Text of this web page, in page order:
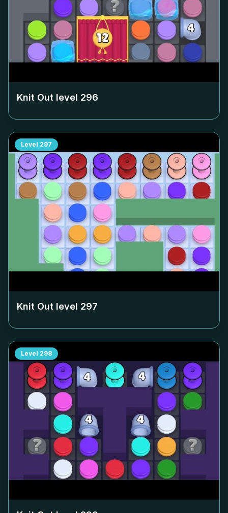
Knit Out level 296
Level 297
Knit Out level 297
Level 298